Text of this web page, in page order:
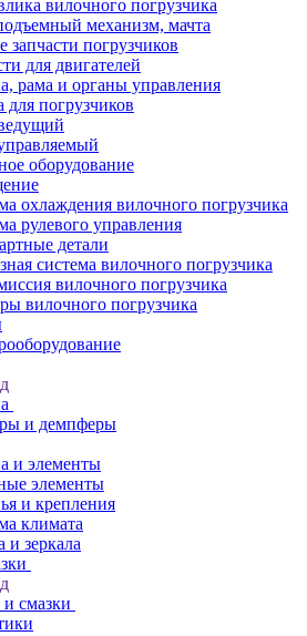
вилочного погрузчика
механизм, мачта
запчасти погрузчиков
для двигателей
рама и органы управления
для погрузчиков
оборудование
охлаждения вилочного погрузчика
рулевого управления
детали
система вилочного погрузчика
вилочного погрузчика
вилочного погрузчика
и демпферы
и элементы
элементы
и крепления
климата
и зеркала
смазки